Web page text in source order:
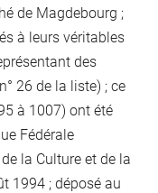
de Magdebourg ;
à leurs véritables
des
26 de la liste) ; ce
à 1007) ont été
Fédérale
la Culture et de la
1994 ; déposé au